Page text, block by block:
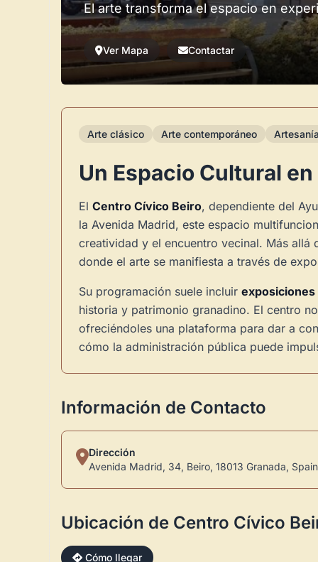
El arte transforma el espacio en
Ver Mapa Contactar
Arte clásico Arte contemporáneo
Un Espacio Cultural
El Centro Cívico Beiro, dependiente del
la Avenida Madrid, este espacio
creatividad y el encuentro vecinal. Más
donde el arte se manifiesta a través de
Su programación suele incluir
historia y patrimonio granadino. El centro
ofreciéndoles una plataforma para dar a
cómo la administración pública puede
Información de Contacto
Dirección
Avenida Madrid, 34, Beiro, 18013 Granada, Spain
Ubicación de Centro Cívico
Cómo llegar